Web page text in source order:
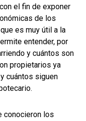
el fin de exponer
de los
es muy útil a la
entender, por
y cuántos son
propietarios ya
cuántos siguen
conocieron los